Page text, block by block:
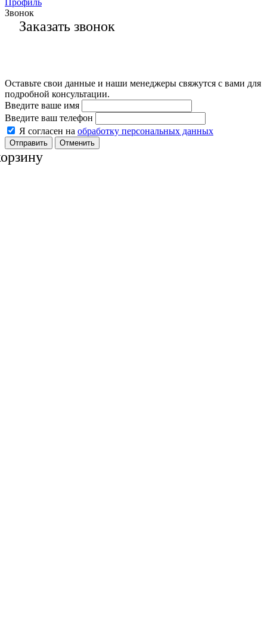
Профиль
Звонок
Заказать звонок
Оставьте свои данные и наши менеджеры свяжутся с вами для
подробной консультации.
Введите ваше имя
Введите ваш телефон
Я согласен на обработку персональных данных
Отменить